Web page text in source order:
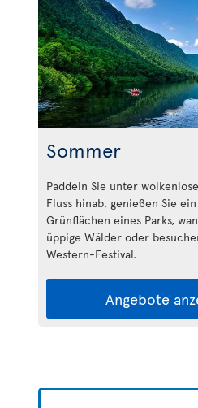
Sommer
Paddeln Sie unter
Fluss hinab, genießen Sie
Grünflächen eines Parks,
üppige Wälder oder
Western-Festival.
Angebote